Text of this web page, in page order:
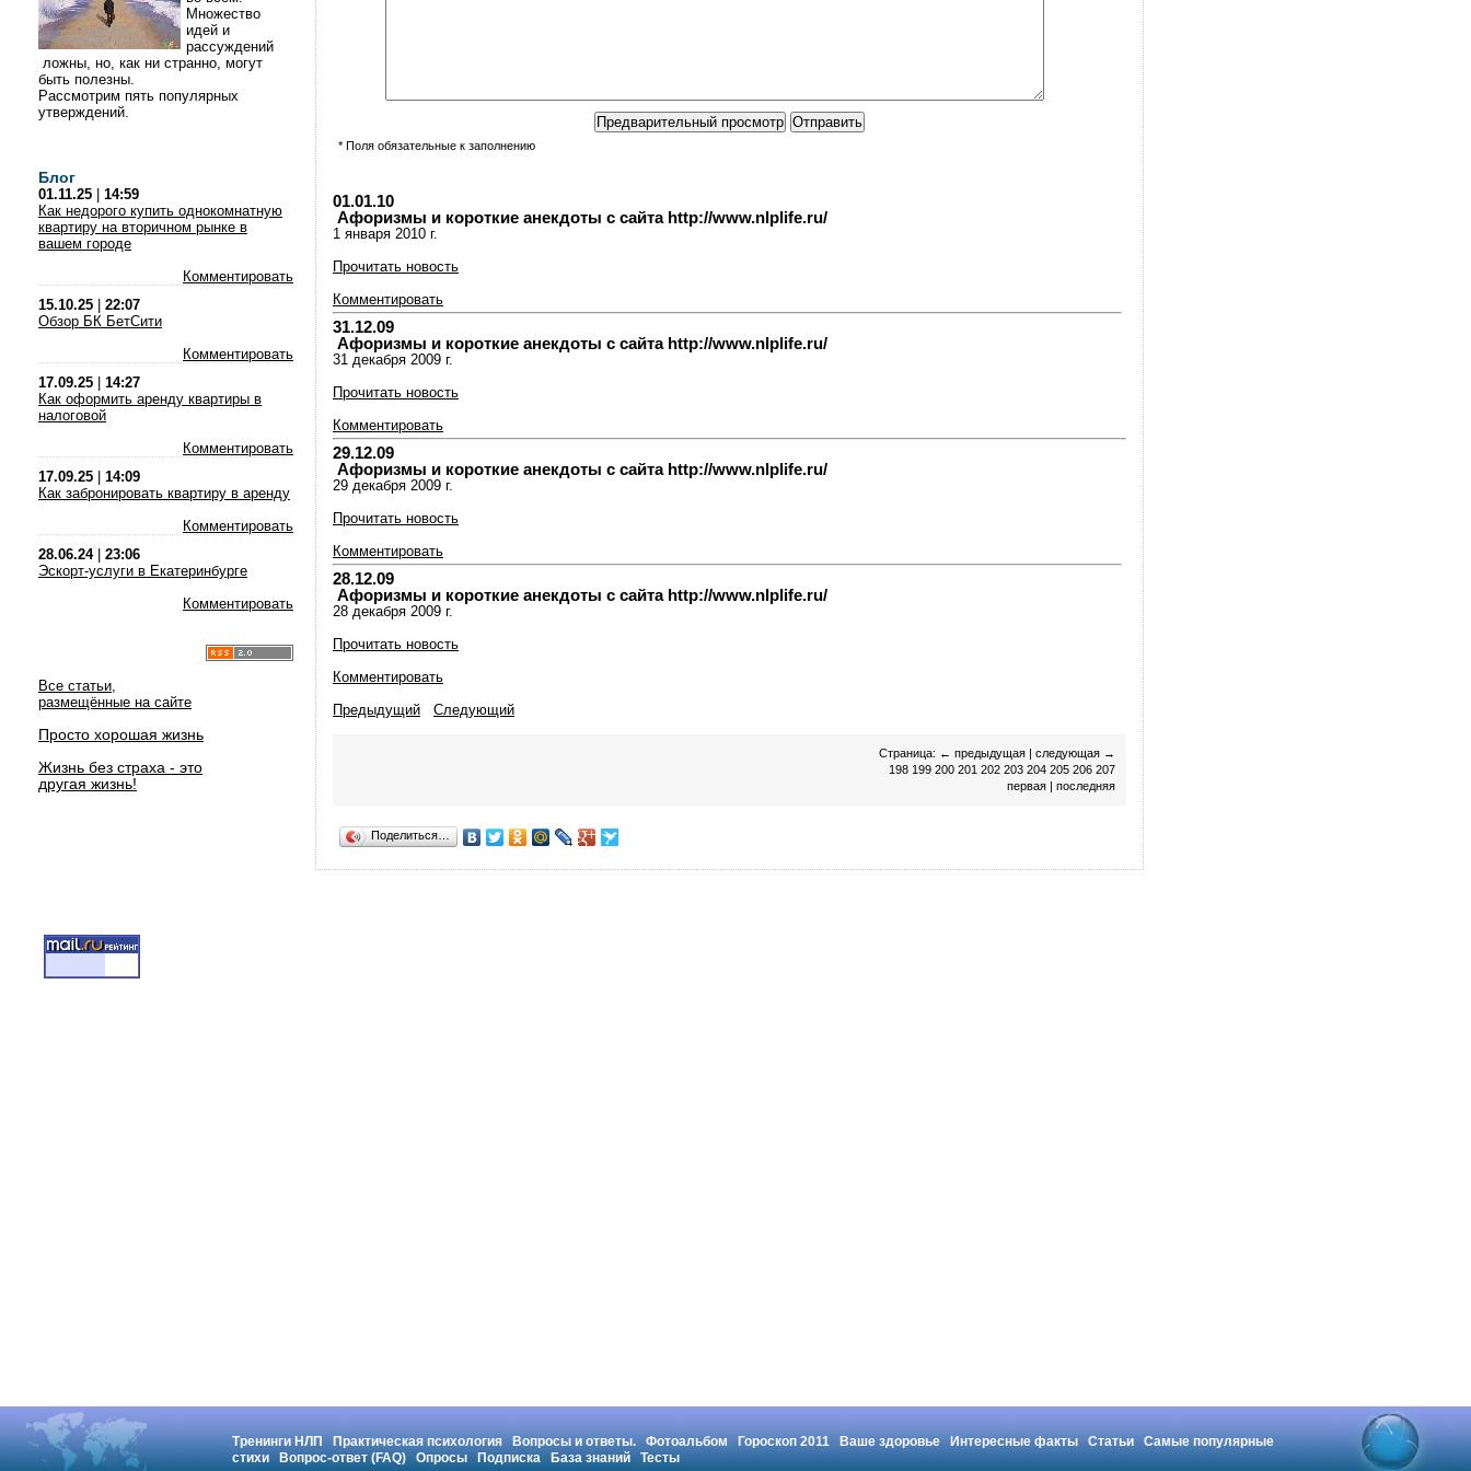
Множество
идей и
рассуждений
ложны, но, как ни странно, могут
быть полезны.
Рассмотрим пять популярных
утверждений.
Блог
01.11.25
14:59
Как недорого купить однокомнатную
квартиру на вторичном рынке в
вашем городе
Комментировать
15.10.25
22:07
Обзор БК БетСити
Комментировать
17.09.25
14:27
Как оформить аренду квартиры в
налоговой
Комментировать
17.09.25
14:09
Как забронировать квартиру в аренду
Комментировать
28.06.24| 23:06
Эскорт-услуги в Екатеринбурге
Комментировать
Все статьи,
размещённые на сайте
Просто хорошая жизнь
Жизнь без страха - это
другая жизнь!
* Поля обязательные к заполнению
01.01.10
Афоризмы и короткие анекдоты с сайта http://www.nlplife.ru/
1 января 2010 г.
Прочитать новость
Комментировать
31.12.09
Афоризмы и короткие анекдоты с сайта http://www.nlplife.ru/
31 декабря 2009 г.
Прочитать новость
Комментировать
29.12.09
Афоризмы и короткие анекдоты с сайта http://www.nlplife.ru/
29 декабря 2009 г.
Прочитать новость
Комментировать
28.12.09
Афоризмы и короткие анекдоты с сайта http://www.nlplife.ru/
28 декабря 2009 г.
Прочитать новость
Комментировать
Предыдущий
Следующий
Страница: ← предыдущая | следующая →
198 199 200 201 202 203 204 205 206 207
первая | последняя
Поделиться…
Тренинги НЛП Практическая психология Вопросы и ответы. Фотоальбом Гороскоп 2011 Ваше здоровье Интересные факты Статьи
Самые популярные
стихи
Вопрос-ответ (FAQ) Опросы Подписка База знаний Тесты